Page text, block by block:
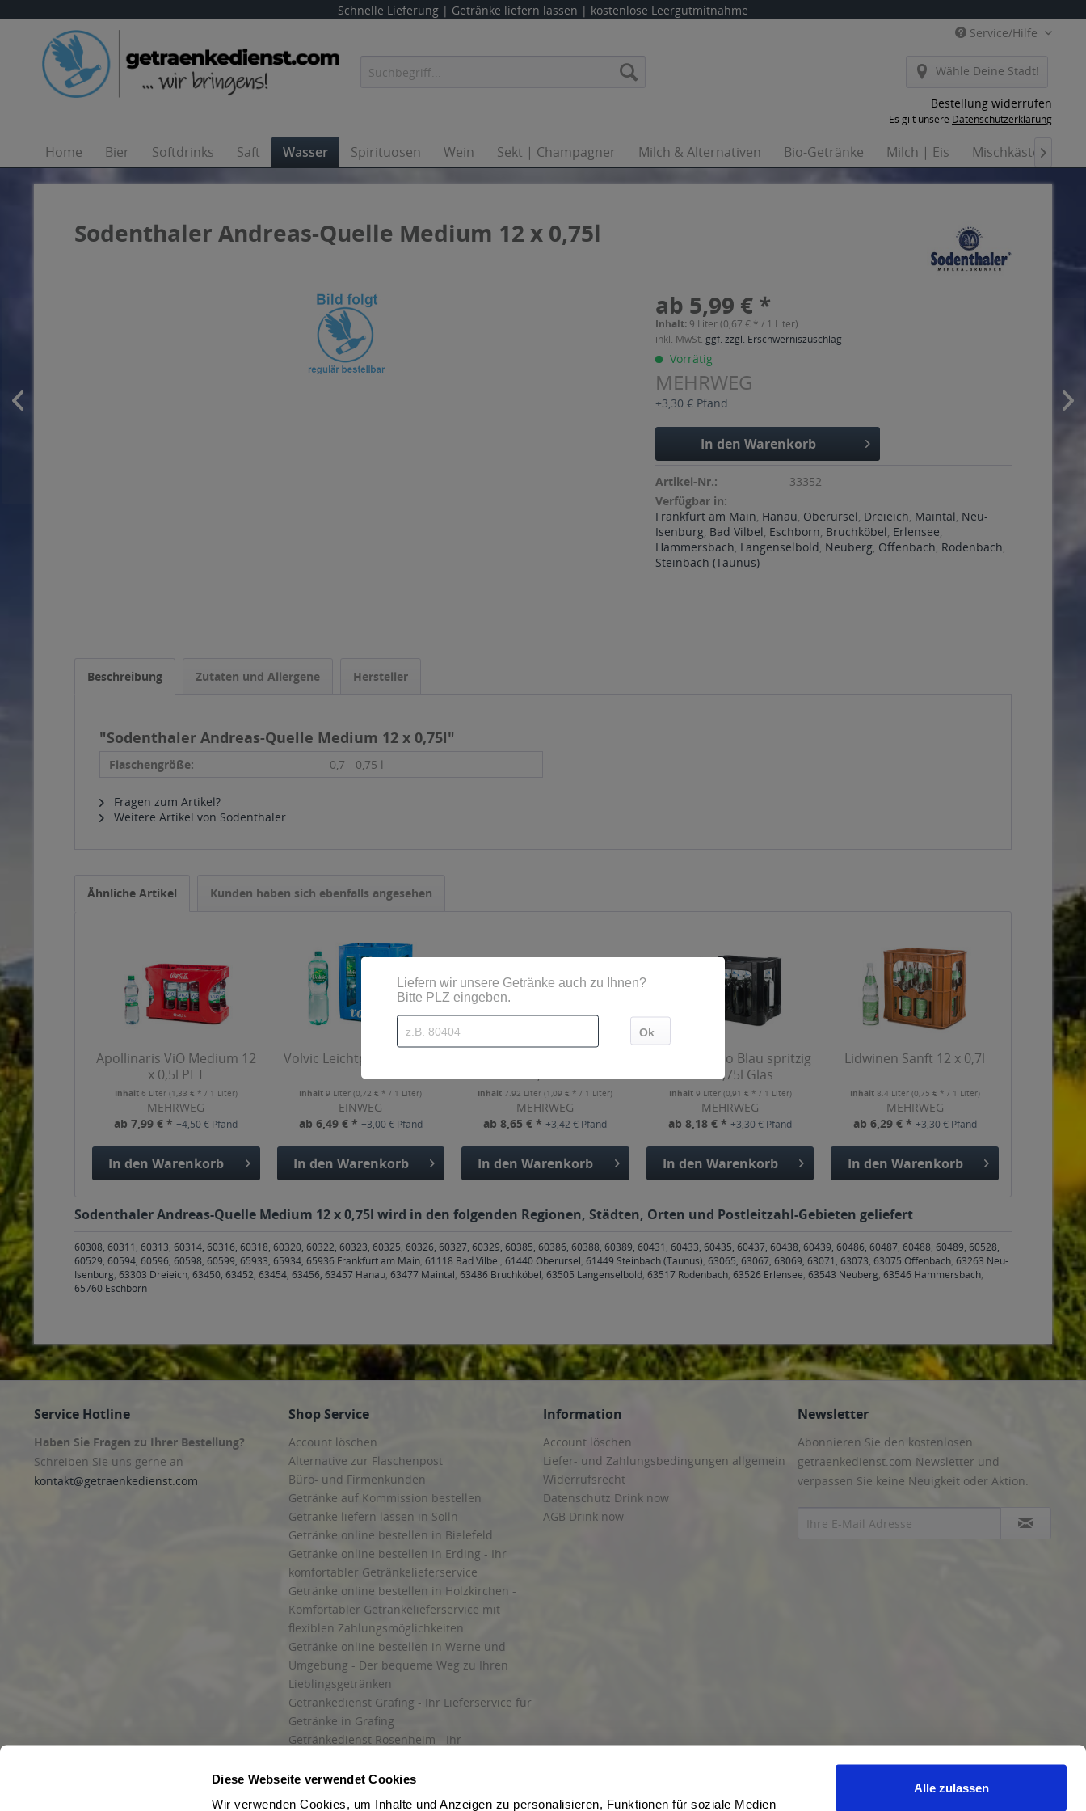
Diese Webseite verwendet Cookies
Wir verwenden Cookies, um Inhalte und Anzeigen zu personalisieren, Funktionen für soziale Medien
Alle zulassen
Schnelle Lieferung | Getränke liefern lassen | kostenlose Leergutmitnahme
Service/Hilfe
Wähle Deine Stadt!
Bestellung widerrufen
Es gilt unsere Datenschutzerklärung
Home Bier Softdrinks Saft Wasser Spirituosen Wein Sekt | Champagner Milch & Alternativen Bio-Getränke Milch | Eis Mischkästen

Sodenthaler Andreas-Quelle Medium 12 x 0,75l
ab 5,99 € *
Inhalt: 9 Liter (0,67 € * / 1 Liter)
inkl. MwSt. ggf. zzgl. Erschwerniszuschlag
Vorrätig
MEHRWEG
+3,30 € Pfand
In den Warenkorb
Artikel-Nr.:
33352
Verfügbar in:
Frankfurt am Main, Hanau, Oberursel, Dreieich, Maintal, Neu-
Isenburg, Bad Vilbel, Eschborn, Bruchköbel, Erlensee,
Hammersbach, Langenselbold, Neuberg, Offenbach, Rodenbach,
Steinbach (Taunus)
Beschreibung Zutaten und Allergene Hersteller
"Sodenthaler Andreas-Quelle Medium 12 x 0,75l"
Flaschengröße: 0,7 - 0,75 l
Fragen zum Artikel?
Weitere Artikel von Sodenthaler
Ähnliche Artikel Kunden haben sich ebenfalls angesehen
Apollinaris ViO Medium 12
x 0,5l PET
Inhalt 6 Liter (1,33 € * / 1 Liter)
MEHRWEG
ab 7,99 € *+4,50 € Pfand
In den Warenkorb
Volvic Leichtperlig 6 x 1,5l
Inhalt9 Liter(0,72 € * / 1 Liter)
EINWEG
ab 6,49 € * +3,00 € Pfand
In den Warenkorb
24 x 0,33l Glas
Inhalt7.92 Liter(1,09 € * / 1 Liter)
MEHRWEG
ab 8,65 € *+3,42 € Pfand
In den Warenkorb
Aqua Monaco Blau spritzig
12 x 0,75l Glas
Inhalt 9 Liter (0,91 € * / 1 Liter)
MEHRWEG
ab 8,18 € *+3,30 € Pfand
In den Warenkorb
Lidwinen Sanft 12 x 0,7l
Inhalt 8.4 Liter (0,75 € * / 1 Liter)
MEHRWEG
ab 6,29 € * +3,30 € Pfand
In den Warenkorb
Sodenthaler Andreas-Quelle Medium 12 x 0,75l wird in den folgenden Regionen, Städten, Orten und Postleitzahl-Gebieten geliefert
60308, 60311, 60313, 60314, 60316, 60318, 60320, 60322, 60323, 60325, 60326, 60327, 60329, 60385, 60386, 60388, 60389, 60431, 60433, 60435, 60437, 60438, 60439, 60486, 60487, 60488, 60489, 60528,
60529, 60594, 60596, 60598, 60599, 65933, 65934, 65936 Frankfurt am Main, 61118 Bad Vilbel, 61440 Oberursel, 61449 Steinbach (Taunus), 63065, 63067, 63069, 63071, 63073, 63075 Offenbach, 63263 Neu-
Isenburg, 63303 Dreieich, 63450, 63452, 63454, 63456, 63457 Hanau, 63477 Maintal, 63486 Bruchköbel, 63505 Langenselbold, 63517 Rodenbach, 63526 Erlensee, 63543 Neuberg, 63546 Hammersbach,
65760 Eschborn
Service Hotline
Haben Sie Fragen zu Ihrer Bestellung?
Schreiben Sie uns gerne an
kontakt@getraenkedienst.com
Shop Service
Account löschen
Alternative zur Flaschenpost
Büro- und Firmenkunden
Getränke auf Kommission bestellen
Getränke liefern lassen in Solln
Getränke online bestellen in Bielefeld
Getränke online bestellen in Erding - Ihr
komfortabler Getränkelieferservice
Getränke online bestellen in Holzkirchen -
Komfortabler Getränkelieferservice mit
flexiblen Zahlungsmöglichkeiten
Getränke online bestellen in Werne und
Umgebung - Der bequeme Weg zu Ihren
Lieblingsgetränken
Getränkedienst Grafing - Ihr Lieferservice für
Getränke in Grafing
Getränkedienst Rosenheim - Ihr
und Umgebung
Information
Account löschen
Liefer- und Zahlungsbedingungen allgemein
Widerrufsrecht
Datenschutz Drink now
AGB Drink now
Newsletter
Abonnieren Sie den kostenlosen
getraenkedienst.com-Newsletter und
verpassen Sie keine Neuigkeit oder Aktion.